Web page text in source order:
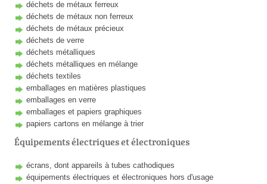
déchets de métaux ferreux
déchets de métaux non ferreux
déchets de métaux précieux
déchets de verre
déchets métalliques
déchets métalliques en mélange
déchets textiles
emballages en matières plastiques
emballages en verre
emballages et papiers graphiques
papiers cartons en mélange à trier
Équipements électriques et électroniques
écrans, dont appareils à tubes cathodiques
équipements électriques et électroniques hors d'usage